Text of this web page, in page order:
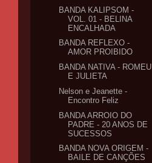
BANDA KALIPSOM -
VOL. 01 - BELINA
ENCALHADA
BANDA REFLEXO -
AMOR PROIBIDO
BANDA NATIVA - ROMEU
E JULIETA
Nelson e Jeanette -
Encontro Feliz
BANDA ARROIO DO
PADRE - 20 ANOS DE
SUCESSOS
BANDA NOVA ORIGEM -
BAILE DE CANÇÕES